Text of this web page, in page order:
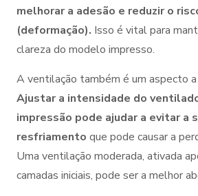
melhorar a adesão e reduzir o
(deformação). Isso é vital para
clareza do modelo impresso.
A ventilação também é um aspecto
Ajustar a intensidade do
impressão pode ajudar a evitar a
resfriamento que pode causar a
Uma ventilação moderada, ativada
camadas iniciais, pode ser a melhor